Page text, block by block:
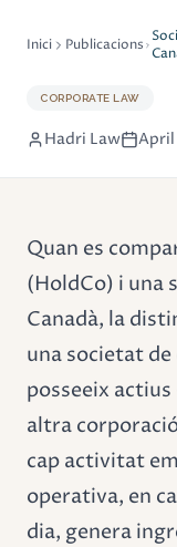
Inici Publicacions
CORPORATE LAW
Hadri Law April
Quan es
(HoldCo) i una
Canadà, la
una societat
posseeix
altra
cap activitat
operativa, en
dia, genera